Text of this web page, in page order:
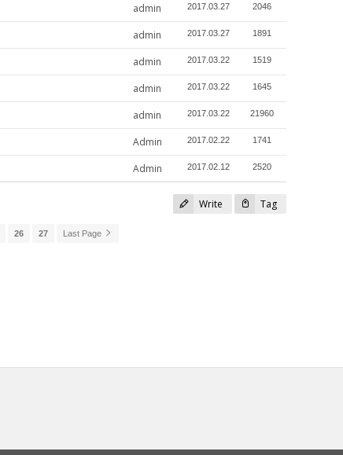
admin 2017.03.27 2046
admin 2017.03.27 1891
admin 2017.03.22 1519
admin 2017.03.22 1645
admin 2017.03.22 21960
Admin 2017.02.22 1741
Admin 2017.02.12 2520
Write Tag
26 27 Last Page